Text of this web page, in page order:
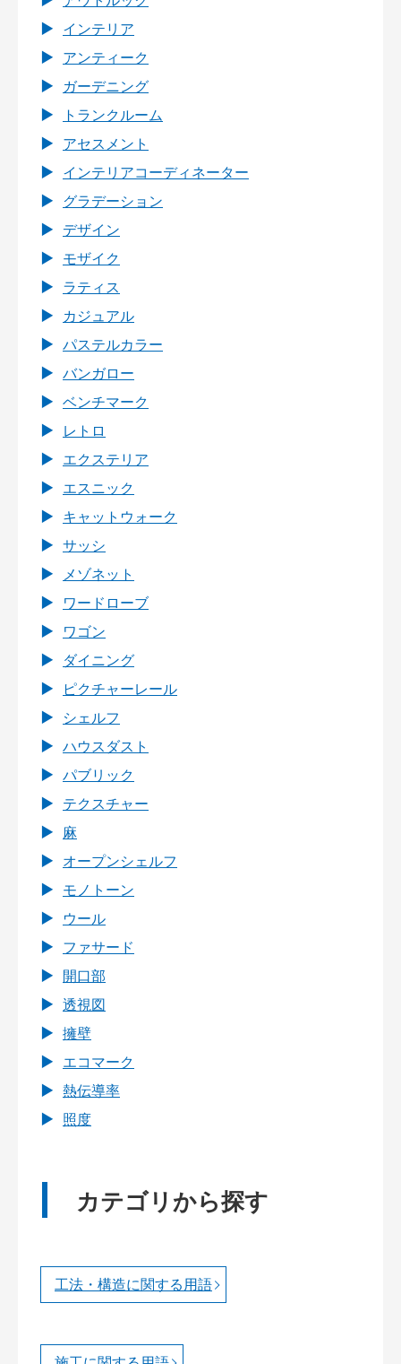
インテリア
アンティーク
ガーデニング
トランクルーム
アセスメント
インテリアコーディネーター
グラデーション
デザイン
モザイク
ラティス
カジュアル
パステルカラー
バンガロー
ベンチマーク
レトロ
エクステリア
エスニック
キャットウォーク
サッシ
メゾネット
ワードローブ
ワゴン
ダイニング
ピクチャーレール
シェルフ
ハウスダスト
パブリック
テクスチャー
麻
オープンシェルフ
モノトーン
ウール
ファサード
開口部
透視図
擁壁
エコマーク
熱伝導率
照度
カテゴリから探す
工法・構造に関する用語